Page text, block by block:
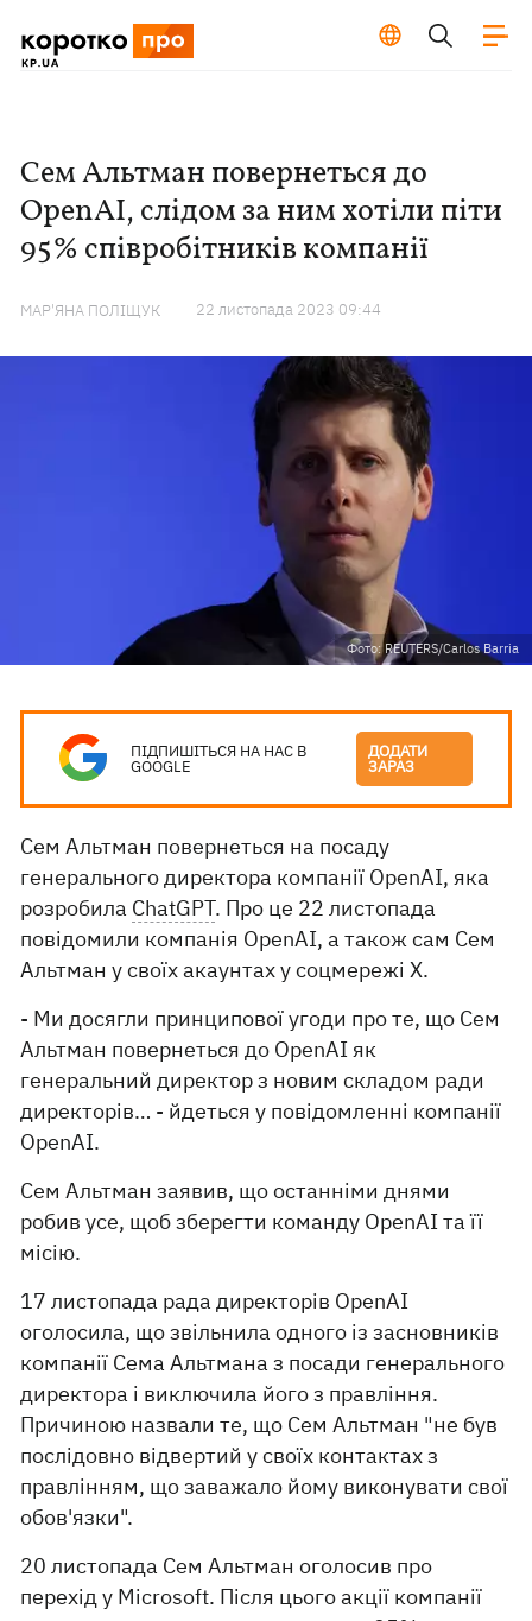
Сем Альтман повернеться до
OpenAI, слідом за ним хотіли піти
95% співробітників компанії
МАР'ЯНА ПОЛІЩУК 22 листопада 2023 09:44
Фото: REUTERS/Carlos Barria
ПІДПИШІТЬСЯ НА НАС В
GOOGLE
ДОДАТИ
ЗАРАЗ
Сем Альтман повернеться на посаду
генерального директора компанії OpenAI, яка
розробила ChatGPT. Про це 22 листопада
повідомили компанія OpenAI, а також сам Сем
Альтман у своїх акаунтах у соцмережі X.
- Ми досягли принципової угоди про те, що Сем
Альтман повернеться до OpenAI як
генеральний директор з новим складом ради
директорів… - йдеться у повідомленні компанії
OpenAI.
Сем Альтман заявив, що останніми днями
робив усе, щоб зберегти команду OpenAI та її
місію.
17 листопада рада директорів OpenAI
оголосила, що звільнила одного із засновників
компанії Сема Альтмана з посади генерального
директора і виключила його з правління.
Причиною назвали те, що Сем Альтман "не був
послідовно відвертий у своїх контактах з
правлінням, що заважало йому виконувати свої
обов'язки".
20 листопада Сем Альтман оголосив про
перехід у Microsoft. Після цього акції компанії